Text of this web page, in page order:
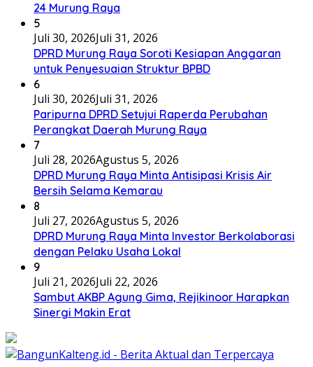
24 Murung Raya
5
Juli 30, 2026Juli 31, 2026
DPRD Murung Raya Soroti Kesiapan Anggaran
untuk Penyesuaian Struktur BPBD
6
Juli 30, 2026Juli 31, 2026
Paripurna DPRD Setujui Raperda Perubahan
Perangkat Daerah Murung Raya
7
Juli 28, 2026Agustus 5, 2026
DPRD Murung Raya Minta Antisipasi Krisis Air
Bersih Selama Kemarau
8
Juli 27, 2026Agustus 5, 2026
DPRD Murung Raya Minta Investor Berkolaborasi
dengan Pelaku Usaha Lokal
9
Juli 21, 2026Juli 22, 2026
Sambut AKBP Agung Gima, Rejikinoor Harapkan
Sinergi Makin Erat